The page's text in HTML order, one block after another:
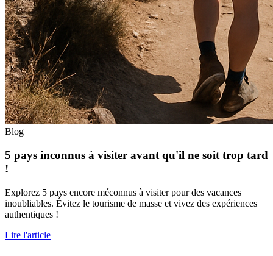
Blog
5 pays inconnus à visiter avant qu'il ne soit trop tard
!
Explorez 5 pays encore méconnus à visiter pour des vacances
inoubliables. Évitez le tourisme de masse et vivez des expériences
authentiques !
Lire l'article